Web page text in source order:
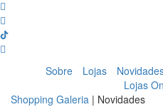
Sobre Lojas
Lojas
Shopping Galeria | Novidades